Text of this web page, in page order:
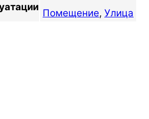
Помещение, Улица